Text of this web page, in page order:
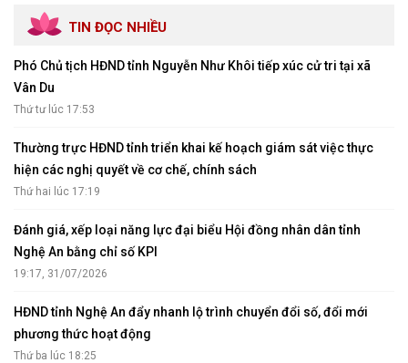
TIN ĐỌC NHIỀU
Phó Chủ tịch HĐND tỉnh Nguyễn Như Khôi tiếp xúc cử tri tại xã
Vân Du
Thứ tư lúc 17:53
Thường trực HĐND tỉnh triển khai kế hoạch giám sát việc thực
hiện các nghị quyết về cơ chế, chính sách
Thứ hai lúc 17:19
Đánh giá, xếp loại năng lực đại biểu Hội đồng nhân dân tỉnh
Nghệ An bằng chỉ số KPI
19:17, 31/07/2026
HĐND tỉnh Nghệ An đẩy nhanh lộ trình chuyển đổi số, đổi mới
phương thức hoạt động
Thứ ba lúc 18:25